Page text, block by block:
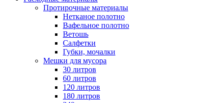
Протирочные материалы
Нетканое полотно
Вафельное полотно
Ветошь
Салфетки
Губки, мочалки
Мешки для мусора
30 литров
60 литров
120 литров
180 литров